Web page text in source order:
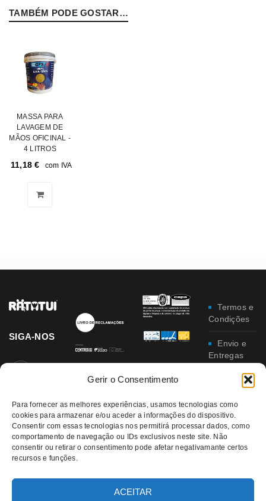
Gerir o Consentimento
Para fornecer as melhores experiências, usamos tecnologias como
cookies para armazenar e/ou aceder a informações do dispositivo.
Consentir com essas tecnologias nos permitirá processar dados, como
comportamento de navegação ou IDs exclusivos neste site. Não
consentir ou retirar o consentimento pode afetar negativamante certos
recursos e funções.
ACEITAR
TAMBÉM PODE GOSTAR…
MASSA PARA
LAVAGEM DE
MÃOS OFICINAL -
4 LITROS
11,18€ com IVA
SIGA-NOS
Termos e
Condições
Envio e
Entregas
Trocas e
Política
de
Privacidade